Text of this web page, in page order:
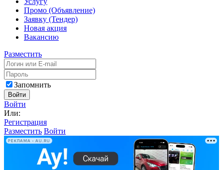
Промо (Объявление)
Заявку (Тендер)
Новая акция
Вакансию
Разместить
Запомнить
Войти
Войти
Или:
Регистрация
Разместить Войти
РЕКЛАМА • AU.RU